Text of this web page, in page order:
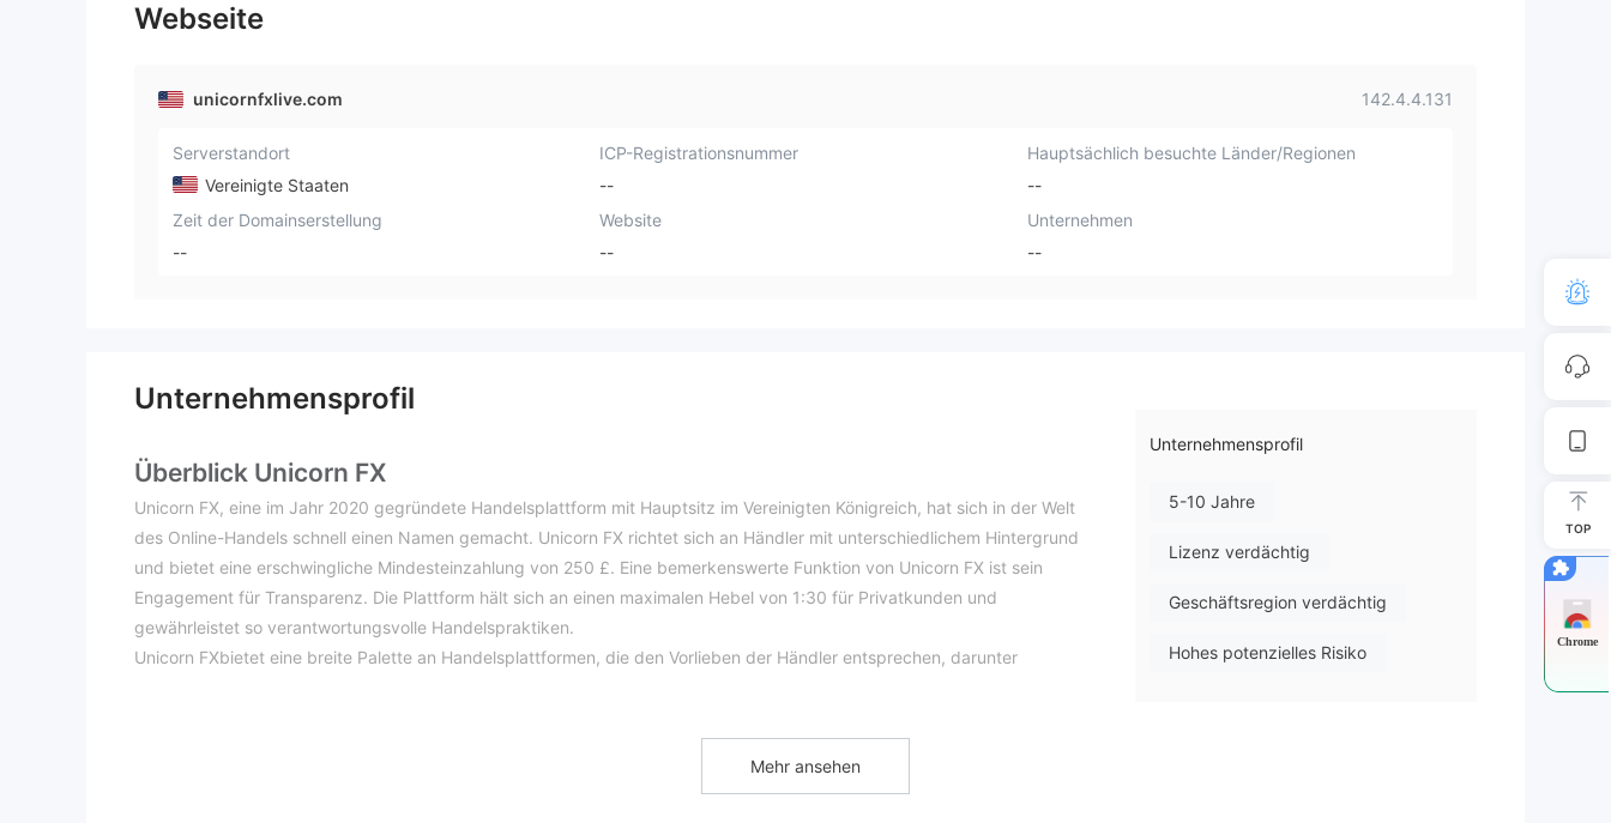
Webseite
unicornfxlive.com 142.4.4.131
Serverstandort
Vereinigte Staaten
ICP-Registrationsnummer
--
Hauptsächlich besuchte Länder/Regionen
--
Zeit der Domainserstellung
--
Website
--
Unternehmen
--
Unternehmensprofil
Überblick Unicorn FX
Unicorn FX, eine im Jahr 2020 gegründete Handelsplattform mit Hauptsitz im Vereinigten Königreich, hat sich in der Welt
des Online-Handels schnell einen Namen gemacht. Unicorn FX richtet sich an Händler mit unterschiedlichem Hintergrund
und bietet eine erschwingliche Mindesteinzahlung von 250 £. Eine bemerkenswerte Funktion von Unicorn FX ist sein
Engagement für Transparenz. Die Plattform hält sich an einen maximalen Hebel von 1:30 für Privatkunden und
gewährleistet so verantwortungsvolle Handelspraktiken.
Unicorn FXbietet eine breite Palette an Handelsplattformen, die den Vorlieben der Händler entsprechen, darunter
Indizes, Rohstoffe und Kryptowährungen. Die Plattform bietet zwei unterschiedliche Kontotypen, Standard und ECN, um
Unternehmensprofil
5-10 Jahre
Lizenz verdächtig
Geschäftsregion verdächtig
Hohes potenzielles Risiko
Mehr ansehen
TOP
Chrome